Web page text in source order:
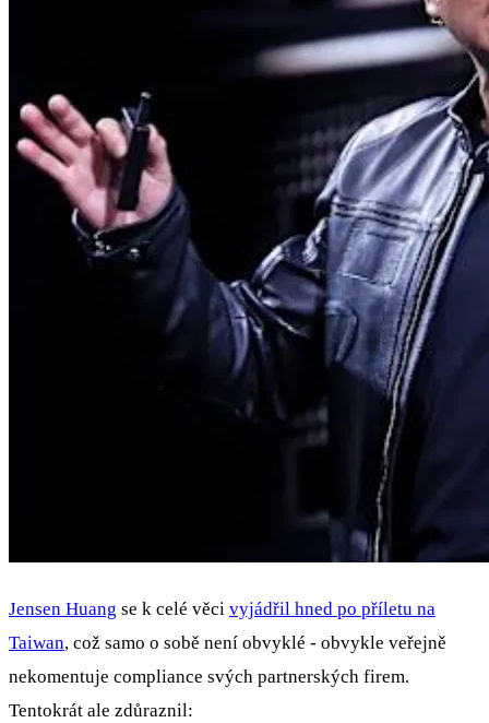
Jensen Huang se k celé věci vyjádřil hned po příletu na
Taiwan, což samo o sobě není obvyklé - obvykle veřejně
nekomentuje compliance svých partnerských firem.
Tentokrát ale zdůraznil: